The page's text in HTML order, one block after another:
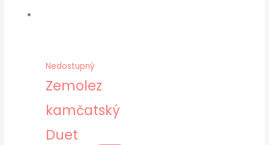
Nedostupný
Zemolez
kamčatský
Duet